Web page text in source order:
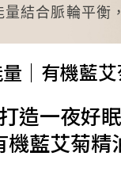
結合脈輪平衡
｜有機藍
打造一夜好眠
機藍艾菊精